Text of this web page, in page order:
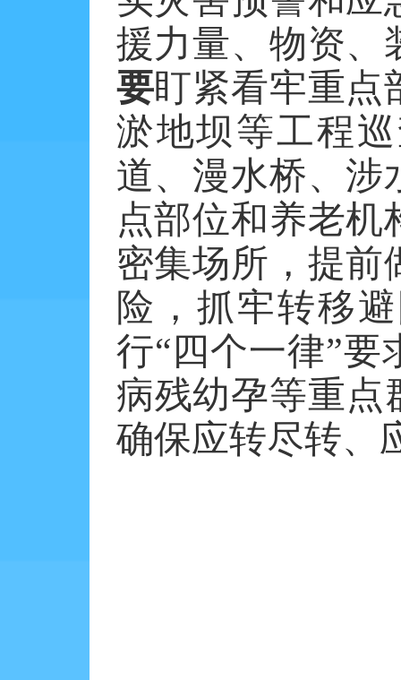
援力量、物资、
要盯紧看牢重点
淤地坝等工程
道、漫水桥、涉
点部位和养老
密集场所，提前
险，抓牢转移
行“四个一律”
病残幼孕等重点
确保应转尽转、